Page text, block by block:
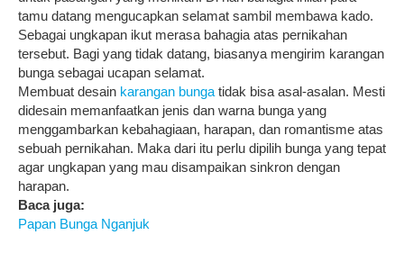
tamu datang mengucapkan selamat sambil membawa kado.
Sebagai ungkapan ikut merasa bahagia atas pernikahan
tersebut. Bagi yang tidak datang, biasanya mengirim karangan
bunga sebagai ucapan selamat.
Membuat desain karangan bunga tidak bisa asal-asalan. Mesti
didesain memanfaatkan jenis dan warna bunga yang
menggambarkan kebahagiaan, harapan, dan romantisme atas
sebuah pernikahan. Maka dari itu perlu dipilih bunga yang tepat
agar ungkapan yang mau disampaikan sinkron dengan
harapan.
Baca juga:
Papan Bunga Nganjuk